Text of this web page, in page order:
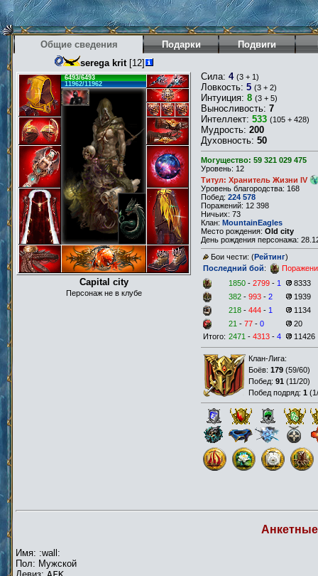
Общие сведения Подарки Подвиги
serega krit[12]
6493/6493
11962/11962
Capital city
Персонаж не в клубе
Сила: 4 (3 + 1)
Ловкость: 5 (3 + 2)
Интуиция: 8 (3 + 5)
Выносливость: 7
Интеллект: 533 (105 + 428)
Мудрость: 200
Духовность: 50
Могущество: 59 321 029 475
Уровень: 12
Титул: Хранитель Жизни IV
Уровень благородства: 168
Побед: 224 578
Поражений: 12 398
Ничьих: 73
Клан: MountainEagles
Место рождения: Old city
День рождения персонажа:
Бои чести: (Рейтинг)
Последний бой:
1850 - 2799 - 1
8333
382 - 993 - 2
1939
218 - 444 - 1
1134
21 - 77 - 0
20
Итого: 2471 - 4313 - 4 11426
Клан-Лига:
Боёв: 179 (59/60)
Побед: 91 (11/20)
Побед подряд: 1 (
Имя: :wall:
Пол: Мужской